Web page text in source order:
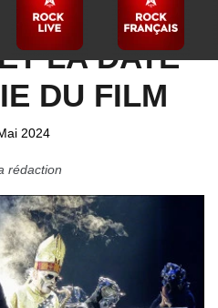
CONNAÎT
LA DATE
DU FILM
2024
rédaction